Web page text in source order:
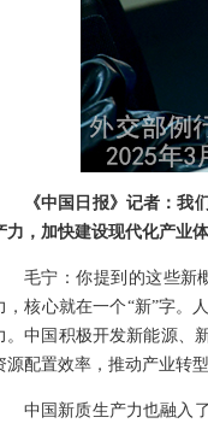
《中国日报》记者：我
力，加快建设现代化产业
毛宁：你提到的这些新
，核心就在一个“新”字。
。中国积极开发新能源、
源配置效率，推动产业转
中国新质生产力也融入